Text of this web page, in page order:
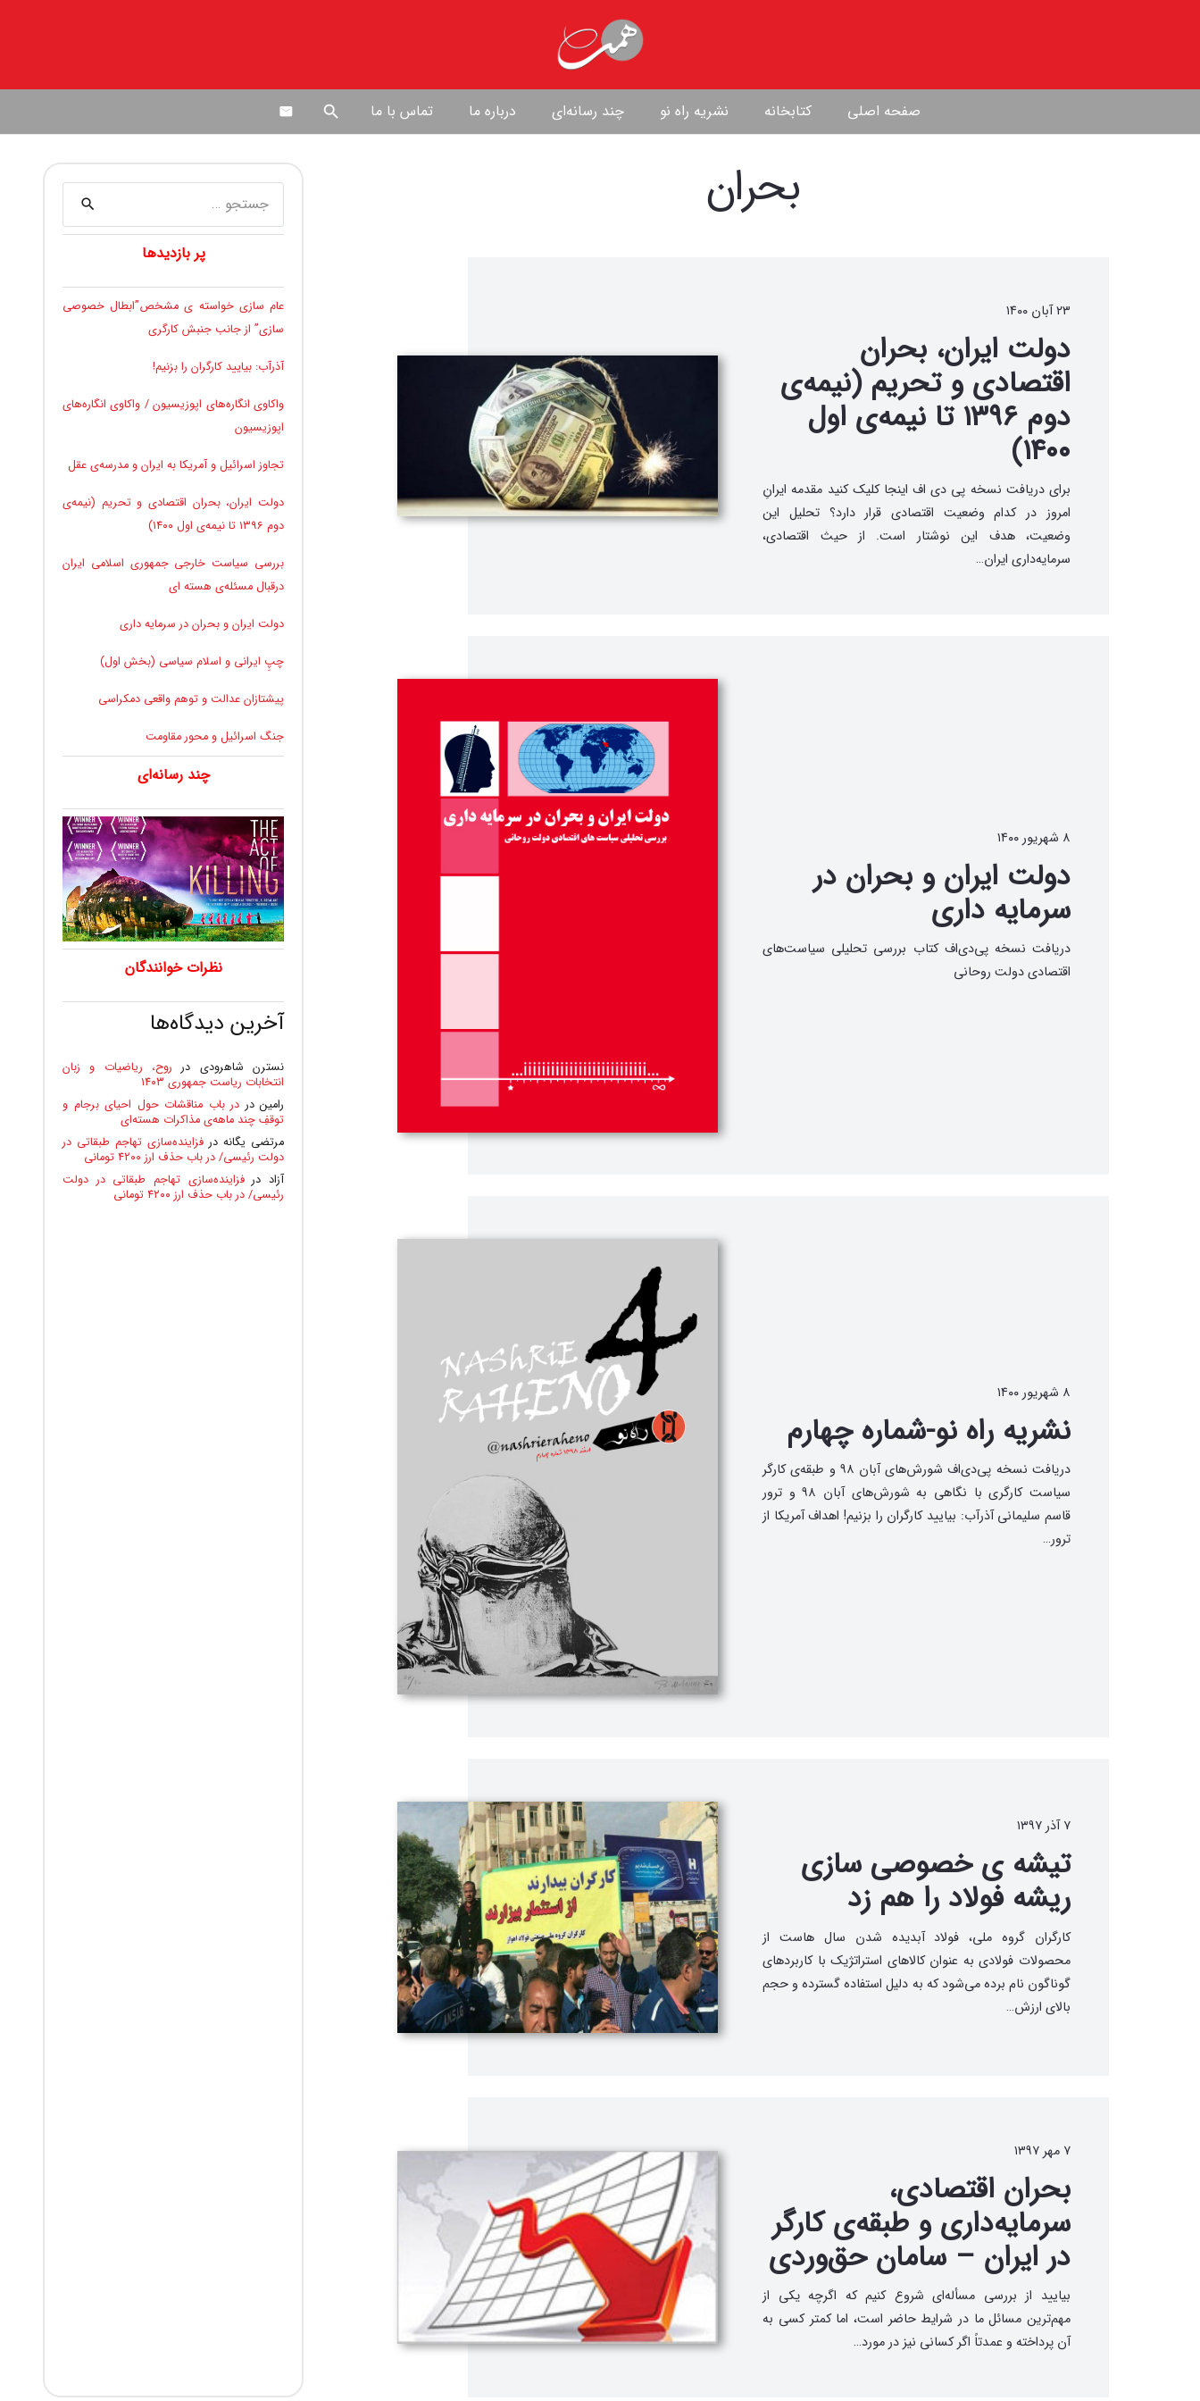
صفحه اصلی کتابخانه نشریه راه نو چند رسانه‌ای درباره ما تماس با ما search
بحران
۲۳ آبان ۱۴۰۰
دولت ایران، بحران
اقتصادی و تحریم (نیمه‌ی
دوم ۱۳۹۶ تا نیمه‌ی اول
۱۴۰۰)
برای دریافت نسخه پی دی اف اینجا کلیک کنید مقدمه ایرانِ
امروز در کدام وضعیت اقتصادی قرار دارد؟ تحلیل این
وضعیت، هدف این نوشتار است. از حیث اقتصادی،
سرمایه‌داری ایران…
۸ شهریور ۱۴۰۰
دولت ایران و بحران در
سرمایه داری
دریافت نسخه پی‌دی‌اف کتاب بررسی تحلیلی سیاست‌های
اقتصادی دولت روحانی
۸ شهریور ۱۴۰۰
نشریه راه نو-شماره چهارم
دریافت نسخه پی‌دی‌اف شورش‌های آبان ۹۸ و طبقه‌ی کارگر
سیاست کارگری با نگاهی به شورش‌های آبان ۹۸ و ترور
قاسم سلیمانی آذرآب: بیایید کارگران را بزنیم! اهداف آمریکا از
ترور…
۷ آذر ۱۳۹۷
تیشه ی خصوصی سازی
ریشه فولاد را هم زد
کارگران گروه ملی، فولاد آبدیده شدن سال هاست از
محصولات فولادی به عنوان کالاهای استراتژیک با کاربردهای
گوناگون نام برده می‌شود که به دلیل استفاده گسترده و حجم
بالای ارزش…
۷ مهر ۱۳۹۷
بحران اقتصادی،
سرمایه‌داری و طبقه‌ی کارگر
در ایران – سامان حق‌وردی
بیایید از بررسی مسأله‌ای شروع کنیم که اگرچه یکی از
مهم‌ترین مسائل ما در شرایط حاضر است، اما کمتر کسی به
آن پرداخته و عمدتاً اگر کسانی نیز در مورد…
برای:
پر بازدیدها
عام سازی خواسته ی مشخص”ابطال خصوصی
سازی” از جانب جنبش کارگری
آذرآب: بیایید کارگران را بزنیم!
واکاوی انگاره‌های اپوزیسیون / واکاوی انگاره‌های
اپوزیسیون
تجاوز اسرائیل و آمریکا به ایران و مدرسه‌ی عقل
دولت ایران، بحران اقتصادی و تحریم (نیمه‌ی
دوم ۱۳۹۶ تا نیمه‌ی اول ۱۴۰۰)
بررسی سیاست خارجی جمهوری اسلامی ایران
درقبال مسئله‌ی هسته ای
دولت ایران و بحران در سرمایه داری
چپِ ایرانی و اسلام سیاسی (بخش اول)
پیشتازان عدالت و توهم واقعی دمکراسی
جنگ اسرائیل و محور مقاومت
چند رسانه‌ای
نظرات خوانندگان
آخرین دیدگاه‌ها
نسترن شاهرودی در روح، ریاضیات و زبان
انتخابات ریاست جمهوری ۱۴۰۳
رامین در در باب مناقشات حول احیای برجام و
توقفِ چند ماهه‌ی مذاکرات هسته‌ای
مرتضی یگانه در فزاینده‌سازی تهاجم طبقاتی در
دولت رئیسی/ در باب حذف ارز ۴۲۰۰ تومانی
آزاددرفزاینده‌سازی تهاجم طبقاتی در دولت
رئیسی/ در باب حذف ارز ۴۲۰۰ تومانی